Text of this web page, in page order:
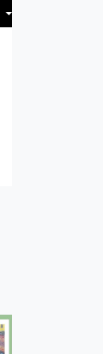
Lista de ações